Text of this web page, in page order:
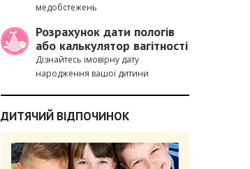
медобстежень
Розрахунок дати пологів
або калькулятор вагітності
Дізнайтесь імовірну дату
народження вашої дитини
ДИТЯЧИЙ ВІДПОЧИНОК